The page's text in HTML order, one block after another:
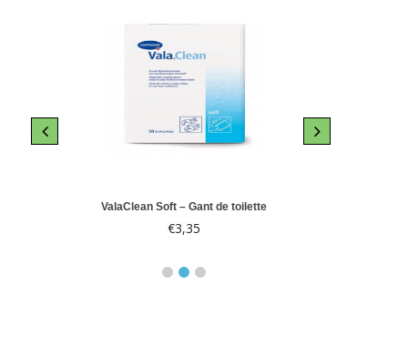
ValaClean Soft – Gant de toilette
€3,35